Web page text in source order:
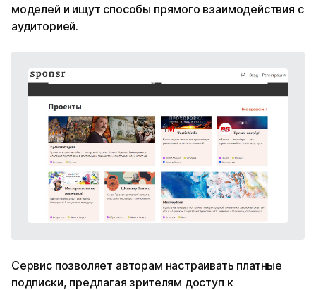
моделей и ищут способы прямого взаимодействия с
аудиторией.
Сервис позволяет авторам настраивать платные
подписки, предлагая зрителям доступ к